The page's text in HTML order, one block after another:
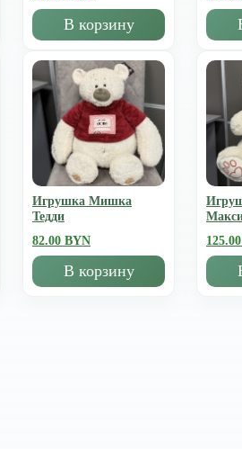
В корзину
Игрушка Мишка
Тедди
82.00 BYN
В корзину